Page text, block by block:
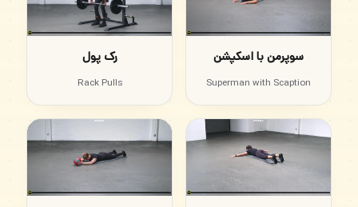
سوپرمن با اسکپشن
Superman with Scaption
رک پول
Rack Pulls